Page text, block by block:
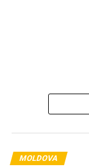
MOLDOVA